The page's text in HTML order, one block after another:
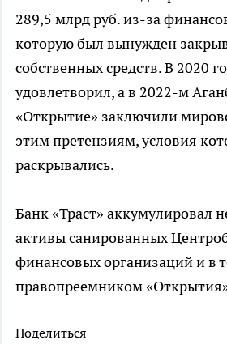
289,5 млрд руб. из-за
которую был вынужден
собственных средств. В 2020
удовлетворил, а в 2022-м
«Открытие» заключили
этим претензиям, условия
раскрывались.
Банк «Траст» аккумулировал
активы санированных
финансовых организаций и в
правопреемником
Поделиться